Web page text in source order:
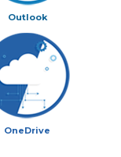
Outlook
OneDrive